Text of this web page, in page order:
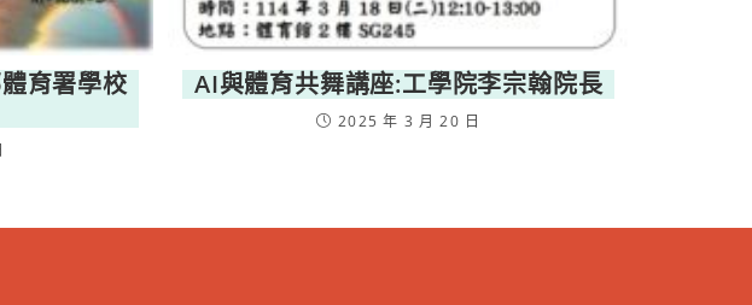
育署學校
AI與體育共舞講座:工學院李宗翰院長
2025 年 3 月 20 日